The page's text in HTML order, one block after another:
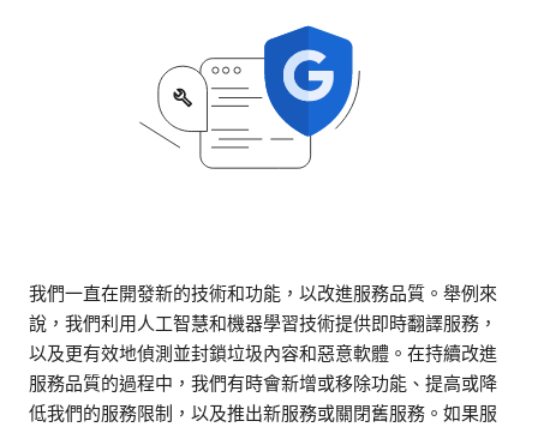
我們一直在開發新的技術和功能，以改進服務品質。舉例來
說，我們利用人工智慧和機器學習技術提供即時翻譯服務，
以及更有效地偵測並封鎖垃圾內容和惡意軟體。在持續改進
服務品質的過程中，我們有時會新增或移除功能、提高或降
低我們的服務限制，以及推出新服務或關閉舊服務。如果服